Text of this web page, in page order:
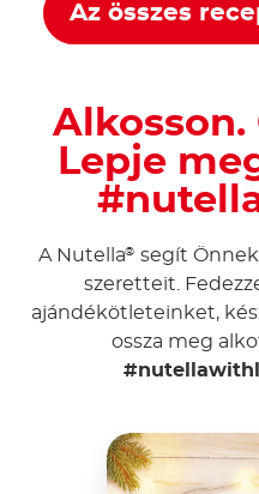
Az összes
Alkosson.
Lepje
A Nutella® segít
szeretteit.
ajándékötleteinket,
ossza meg